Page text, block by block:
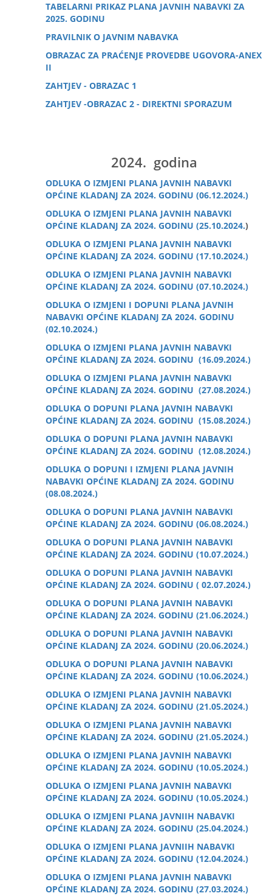
TABELARNI PRIKAZ PLANA JAVNIH NABAVKI ZA
2025. GODINU
PRAVILNIK O JAVNIM NABAVKA
OBRAZAC ZA PRAĆENJE PROVEDBE UGOVORA-ANEX
II
ZAHTJEV - OBRAZAC 1
ZAHTJEV -OBRAZAC 2 - DIREKTNI SPORAZUM
2024. godina
ODLUKA O IZMJENI PLANA JAVNIH NABAVKI
OPĆINE KLADANJ ZA 2024. GODINU (06.12.2024.)
ODLUKA O IZMJENI PLANA JAVNIH NABAVKI
OPĆINE KLADANJ ZA 2024. GODINU (25.10.2024.)
ODLUKA O IZMJENI PLANA JAVNIH NABAVKI
OPĆINE KLADANJ ZA 2024. GODINU (17.10.2024.)
ODLUKA O IZMJENI PLANA JAVNIH NABAVKI
OPĆINE KLADANJ ZA 2024. GODINU (07.10.2024.)
ODLUKA O IZMJENI I DOPUNI PLANA JAVNIH
NABAVKI OPĆINE KLADANJ ZA 2024. GODINU
(02.10.2024.)
ODLUKA O IZMJENI PLANA JAVNIH NABAVKI
OPĆINE KLADANJ ZA 2024. GODINU (16.09.2024.)
ODLUKA O IZMJENI PLANA JAVNIH NABAVKI
OPĆINE KLADANJ ZA 2024. GODINU (27.08.2024.)
ODLUKA O DOPUNI PLANA JAVNIH NABAVKI
OPĆINE KLADANJ ZA 2024. GODINU (15.08.2024.)
ODLUKA O DOPUNI PLANA JAVNIH NABAVKI
OPĆINE KLADANJ ZA 2024. GODINU (12.08.2024.)
ODLUKA O DOPUNI I IZMJENI PLANA JAVNIH
NABAVKI OPĆINE KLADANJ ZA 2024. GODINU
(08.08.2024.)
ODLUKA O DOPUNI PLANA JAVNIH NABAVKI
OPĆINE KLADANJ ZA 2024. GODINU (06.08.2024.)
ODLUKA O DOPUNI PLANA JAVNIH NABAVKI
OPĆINE KLADANJ ZA 2024. GODINU (10.07.2024.)
ODLUKA O DOPUNI PLANA JAVNIH NABAVKI
OPĆINE KLADANJ ZA 2024. GODINU ( 02.07.2024.)
ODLUKA O DOPUNI PLANA JAVNIH NABAVKI
OPĆINE KLADANJ ZA 2024. GODINU (21.06.2024.)
ODLUKA O DOPUNI PLANA JAVNIH NABAVKI
OPĆINE KLADANJ ZA 2024. GODINU (20.06.2024.)
ODLUKA O DOPUNI PLANA JAVNIH NABAVKI
OPĆINE KLADANJ ZA 2024. GODINU (10.06.2024.)
ODLUKA O IZMJENI PLANA JAVNIH NABAVKI
OPĆINE KLADANJ ZA 2024. GODINU (21.05.2024.)
ODLUKA O IZMJENI PLANA JAVNIH NABAVKI
OPĆINE KLADANJ ZA 2024. GODINU (21.05.2024.)
ODLUKA O IZMJENI PLANA JAVNIH NABAVKI
OPĆINE KLADANJ ZA 2024. GODINU (10.05.2024.)
ODLUKA O IZMJENI PLANA JAVNIH NABAVKI
OPĆINE KLADANJ ZA 2024. GODINU (10.05.2024.)
ODLUKA O IZMJENI PLANA JAVNIIH NABAVKI
OPĆINE KLADANJ ZA 2024. GODINU (25.04.2024.)
ODLUKA O IZMJENI PLANA JAVNIIH NABAVKI
OPĆINE KLADANJ ZA 2024. GODINU (12.04.2024.)
ODLUKA O IZMJENI PLANA JAVNIH NABAVKI
OPĆINE KLADANJ ZA 2024. GODINU (27.03.2024.)